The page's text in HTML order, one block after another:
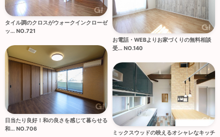
タイル調のクロスがウォークインクローゼ
ッ... NO.721
お電話・WEBよりお家づくりの無料相談
受... NO.140
日当たり良好！和の良さを感じて暮らせる
和... NO.706
ミックスウッドの映えるオシャレなキッチ